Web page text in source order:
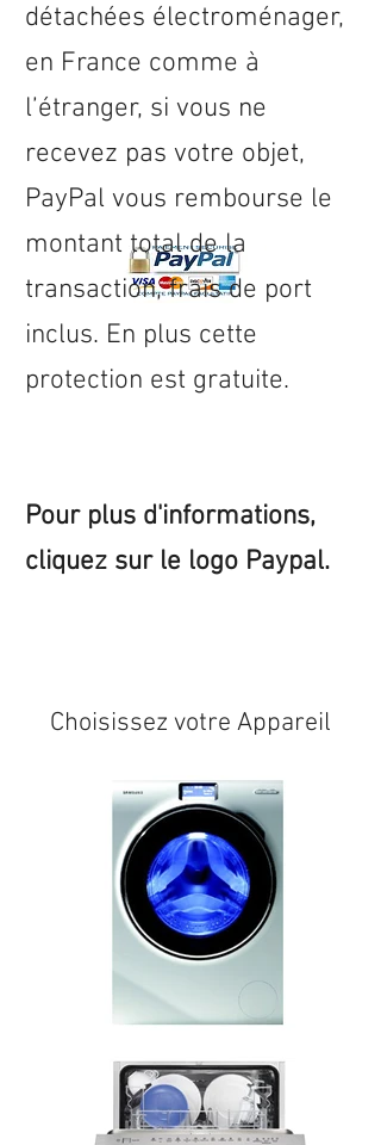
détachées électroménager,
en France comme à
l’étranger, si vous ne
recevez pas votre objet,
PayPal vous rembourse le
montant total de la
transaction, frais de port
inclus. En plus cette
protection est gratuite.
Pour plus d'informations,
cliquez sur le logo Paypal.
Choisissez votre Appareil